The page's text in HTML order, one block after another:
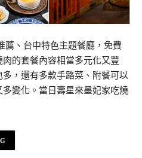
薦、台中特色主題餐廳，免費
的套餐內容相當多元化又豐
，還有多款手路菜、附餐可以
變化。當日壽星來墨妃家吃燒